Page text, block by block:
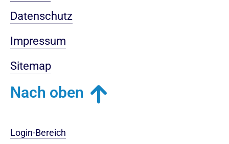
Datenschutz
Impressum
Sitemap
Nach oben
Login-Bereich